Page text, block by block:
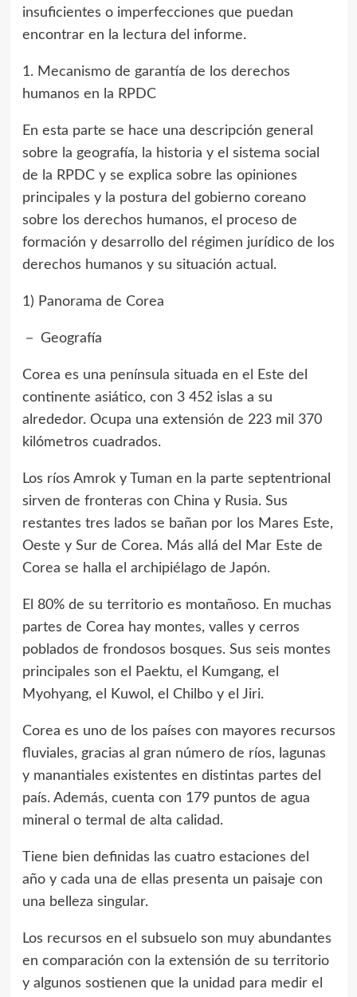
insuficientes o imperfecciones que puedan
encontrar en la lectura del informe.
1. Mecanismo de garantía de los derechos
humanos en la RPDC
En esta parte se hace una descripción general
sobre la geografía, la historia y el sistema social
de la RPDC y se explica sobre las opiniones
principales y la postura del gobierno coreano
sobre los derechos humanos, el proceso de
formación y desarrollo del régimen jurídico de los
derechos humanos y su situación actual.
1) Panorama de Corea
－ Geografía
Corea es una península situada en el Este del
continente asiático, con 3 452 islas a su
alrededor. Ocupa una extensión de 223 mil 370
kilómetros cuadrados.
Los ríos Amrok y Tuman en la parte septentrional
sirven de fronteras con China y Rusia. Sus
restantes tres lados se bañan por los Mares Este,
Oeste y Sur de Corea. Más allá del Mar Este de
Corea se halla el archipiélago de Japón.
El 80% de su territorio es montañoso. En muchas
partes de Corea hay montes, valles y cerros
poblados de frondosos bosques. Sus seis montes
principales son el Paektu, el Kumgang, el
Myohyang, el Kuwol, el Chilbo y el Jiri.
Corea es uno de los países con mayores recursos
fluviales, gracias al gran número de ríos, lagunas
y manantiales existentes en distintas partes del
país. Además, cuenta con 179 puntos de agua
mineral o termal de alta calidad.
Tiene bien definidas las cuatro estaciones del
año y cada una de ellas presenta un paisaje con
una belleza singular.
Los recursos en el subsuelo son muy abundantes
en comparación con la extensión de su territorio
y algunos sostienen que la unidad para medir el